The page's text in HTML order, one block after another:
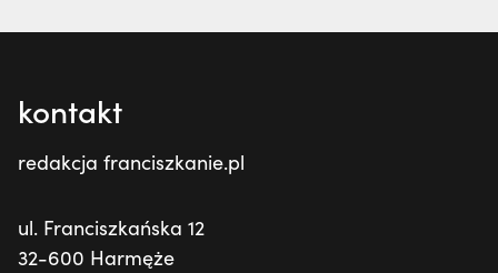
kontakt
redakcja franciszkanie.pl
ul. Franciszkańska 12
32-600 Harmęże